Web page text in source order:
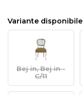
Variante disponibile
Bej in, Bej in -
C/11